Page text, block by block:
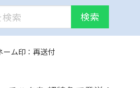
検索
ーム印：再送付